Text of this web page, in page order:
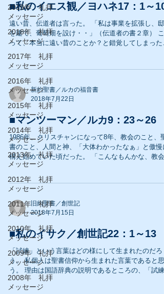
2019年 礼拝
メッセージ
2018年 礼拝
メッセージ
2017年 礼拝
メッセージ
2016年 礼拝
メッセージ
2015年 礼拝
メッセージ
2014年 礼拝
メッセージ
2013年 礼拝
メッセージ
2012年 礼拝
メッセージ
2011年 礼拝
メッセージ
2010年 礼拝
メッセージ
2009年 礼拝
メッセージ
2008年 礼拝
メッセージ
■私のイエス観／ヨハネ17：1～10
遠い昔、伝道者は言った。 「私は事業を拡張し、邸
を建て、葡萄畑を設け・・」（伝道者の書２章） こ
って、本当に遠い昔のことか？と錯覚してしまった
葉である。 「私は目の欲するものは何でも拒まず、
のおもむくままに、あらゆる楽しみをし・・」...
新約聖書／ルカの福音書
2018年7月22日
■マンツーマン／ルカ9：23～26
1986年、クリスチャンになって8年、教会のこと、聖
書のこと、人間と神、「大体わかったなぁ」と傲慢
構え始めていた頃だった。 「こんなもんかな、教会
は」それでも、毎週礼拝にはきちんと通っていたし
教会学校の奉仕もしていたが、燃えるものは今一つ
かった。...
旧約聖書／創世記
2018年7月15日
■私のイサク／創世記22：1～13
「試練」という言葉はどの様にして生まれたのだろ
う。 私個人は聖書信仰から生まれた言葉であると思
う。 理由は国語辞典の説明であるところの、「試練
は信仰、決心などを厳しく試すこと。」とあるから
だ。 聖書において、登場人物の殆どが試練を与えら